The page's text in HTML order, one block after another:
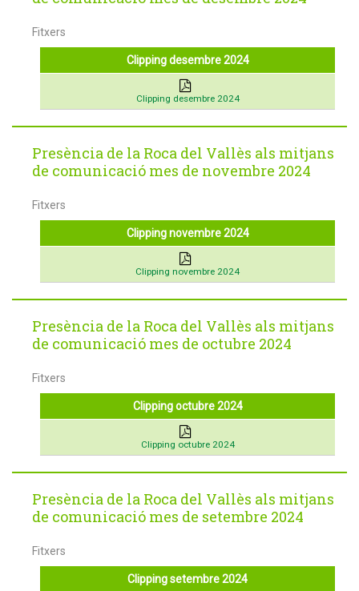
Fitxers
Clipping desembre 2024
Clipping desembre 2024
Presència de la Roca del Vallès als mitjans
de comunicació mes de novembre 2024
Fitxers
Clipping novembre 2024
Clipping novembre 2024
Presència de la Roca del Vallès als mitjans
de comunicació mes de octubre 2024
Fitxers
Clipping octubre 2024
Clipping octubre 2024
Presència de la Roca del Vallès als mitjans
de comunicació mes de setembre 2024
Fitxers
Clipping setembre 2024